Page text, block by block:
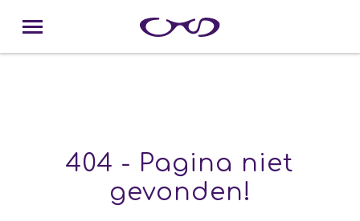
404 - Pagina niet
gevonden!